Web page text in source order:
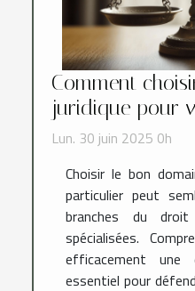
Comment
juridique pour
Lun. 30 juin 2025 0h
Choisir le bon
particulier peut
branches du
spécialisées.
efficacement une
essentiel pour